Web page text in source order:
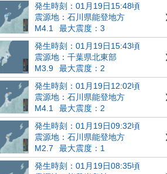
発生時刻：01月19日15:48頃
震源地：石川県能登地方
M4.1
最大震度：3
発生時刻：01月19日15:43頃
震源地：千葉県北東部
M3.9
最大震度：2
発生時刻：01月19日12:02頃
震源地：石川県能登地方
M4.1
最大震度：2
発生時刻：01月19日09:32頃
震源地：石川県能登地方
M2.7
最大震度：1
発生時刻：01月19日08:35頃